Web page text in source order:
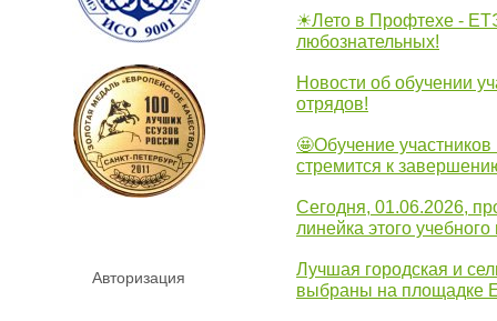
Авторизация
☀Лето в Профтехе -
любознательных!
Новости об обучении
отрядов!
🤩Обучение участников
стремится к
Сегодня, 01.06.2026,
линейка этого учебного
Лучшая городская и
выбраны на площадке